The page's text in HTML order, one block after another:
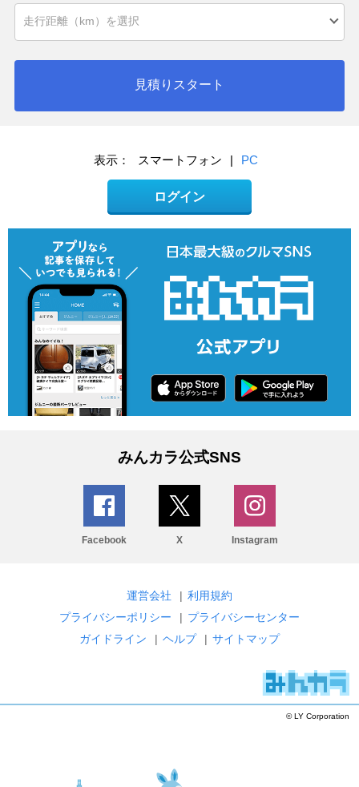
見積りスタート
表示： スマートフォン | PC
ログイン
みんカラ公式SNS
Facebook X Instagram
運営会社 | 利用規約
プライバシーポリシー
| プライバシーセンター
ガイドライン
| ヘルプ | サイトマップ
© LY Corporation